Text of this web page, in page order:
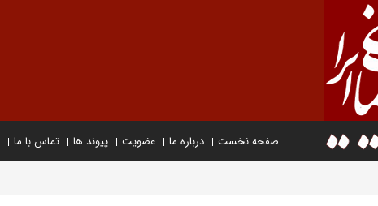
صفحه نخست درباره ما عضویت پیوند ها تماس با ما